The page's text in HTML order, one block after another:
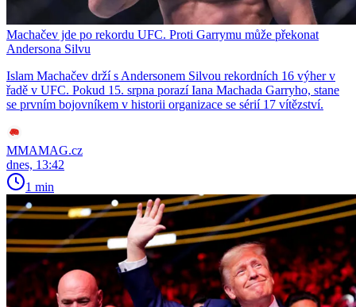
Machačev jde po rekordu UFC. Proti Garrymu může překonat
Andersona Silvu
Islam Machačev drží s Andersonem Silvou rekordních 16 výher v
řadě v UFC. Pokud 15. srpna porazí Iana Machada Garryho, stane
se prvním bojovníkem v historii organizace se sérií 17 vítězství.
MMAMAG.cz
dnes, 13:42
1 min